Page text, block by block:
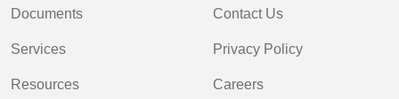
Documents
Services
Resources
Contact Us
Privacy Policy
Careers